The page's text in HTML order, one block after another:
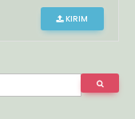
KIRIM